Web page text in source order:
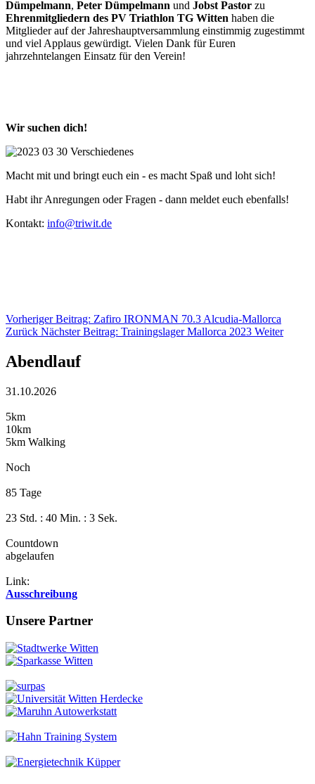
Dümpelmann, Peter Dümpelmann und Jobst Pastor zu
Ehrenmitgliedern des PV Triathlon TG Witten haben die
Mitglieder auf der Jahreshauptversammlung einstimmig zugestimmt
und viel Applaus gewürdigt. Vielen Dank für Euren
jahrzehntelangen Einsatz für den Verein!
Wir suchen dich!
Macht mit und bringt euch ein - es macht Spaß und loht sich!
Habt ihr Anregungen oder Fragen - dann meldet euch ebenfalls!
Kontakt: info@triwit.de
Vorheriger Beitrag: Zafiro IRONMAN 70.3 Alcudia-Mallorca
Zurück Nächster Beitrag: Trainingslager Mallorca 2023 Weiter
Abendlauf
31.10.2026
5km
10km
5km Walking
Noch
85 Tage
23 Std. : 40 Min. : 3 Sek.
Countdown
abgelaufen
Link:
Ausschreibung
Unsere Partner